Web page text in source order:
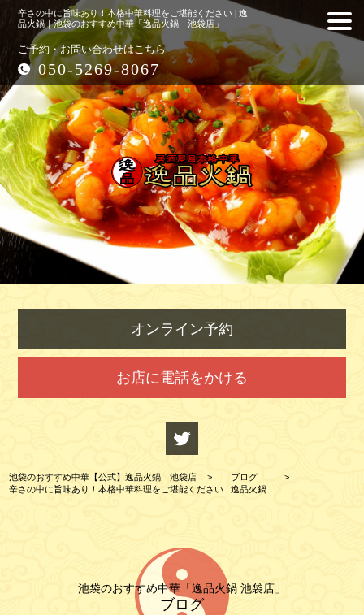
辛さの中に旨味あり！本格中華料理をご堪能ください | 逸
品火鍋｜池袋のおすすめ中華「逸品火鍋 池袋店」
ご予約・お問い合わせはこちら
050-5269-8067
オンライン予約
お店に電話をかける
池袋のおすすめ中華【公式】逸品火鍋 池袋店 > ブログ
>
辛さの中に旨味あり！本格中華料理をご堪能ください | 逸品火鍋
池袋のおすすめ中華「逸品火鍋 池袋店」
ブログ